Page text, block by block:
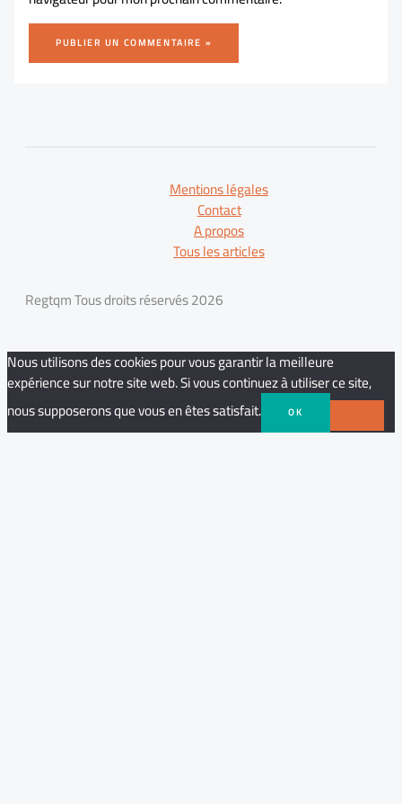
Mentions légales
Contact
A propos
Tous les articles
Regtqm Tous droits réservés 2026
Nous utilisons des cookies pour vous garantir la meilleure
expérience sur notre site web. Si vous continuez à utiliser ce site,
nous supposerons que vous en êtes satisfait.
OK